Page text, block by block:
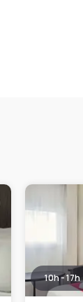
10h - 17h